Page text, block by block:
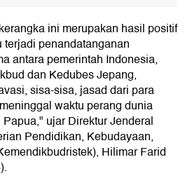
ini merupakan hasil positif
penandatanganan
antara pemerintah Indonesia,
dan Kedubes Jepang,
sisa-sisa, jasad dari para
waktu perang dunia
ujar Direktur Jenderal
Pendidikan, Kebudayaan,
Hilimar Farid